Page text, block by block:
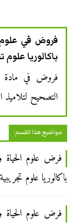
فروض في علوم
باكالوريا علوم
فروض في مادة
التصحيح لتلاميذ
مواضيع هذا القسم:
باكالوريا علوم تجريبية